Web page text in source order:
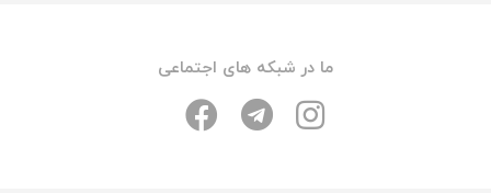
ما در شبکه های اجتماعی